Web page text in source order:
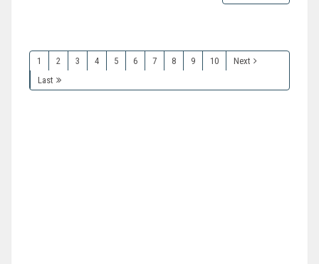
1 2 3 4 5 6 7 8 9 10
Next
Last